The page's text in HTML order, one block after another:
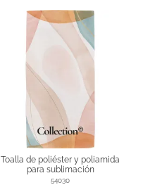
Toalla de poliéster y poliamida
para sublimación
54030